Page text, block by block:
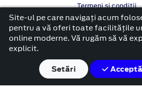
Termeni si conditii
Confidentialitate
Politica cookies
platformă dezvoltată de
Site-ul pe care navigați acum
pentru a vă oferi toate facilitățile
online moderne. Vă rugăm să vă
explicit.
Setări